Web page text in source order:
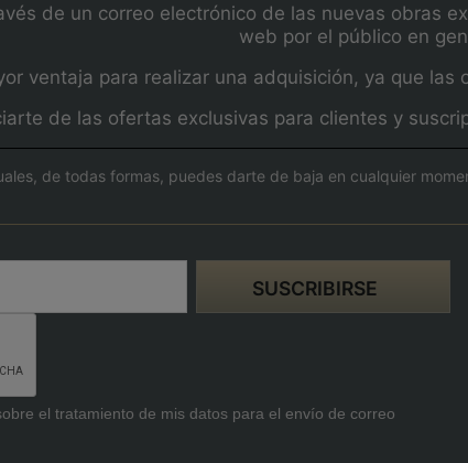
de un correo electrónico de las nuevas obras
web por el público en
ventaja para realizar una adquisición, ya que
de las ofertas exclusivas para clientes y
de todas formas, puedes darte de baja en cualquier
el tratamiento de mis datos para el envío de correo